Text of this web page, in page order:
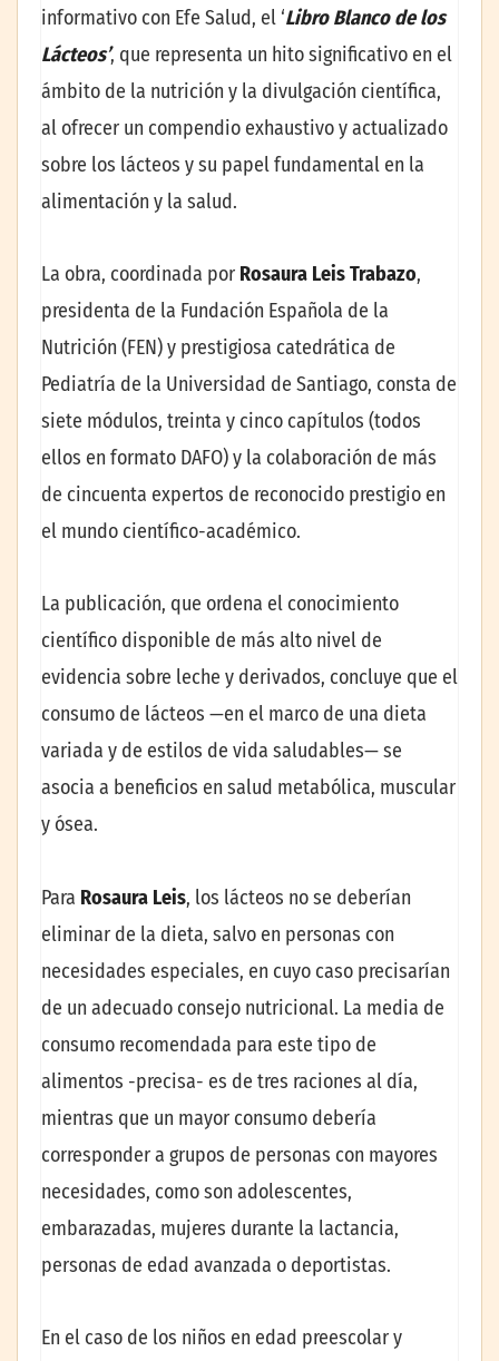
informativo con Efe Salud, el ‘Libro Blanco de los
Lácteos’, que representa un hito significativo en el
ámbito de la nutrición y la divulgación científica,
al ofrecer un compendio exhaustivo y actualizado
sobre los lácteos y su papel fundamental en la
alimentación y la salud.
La obra, coordinada por Rosaura Leis Trabazo,
presidenta de la Fundación Española de la
Nutrición (FEN) y prestigiosa catedrática de
Pediatría de la Universidad de Santiago, consta de
siete módulos, treinta y cinco capítulos (todos
ellos en formato DAFO) y la colaboración de más
de cincuenta expertos de reconocido prestigio en
el mundo científico-académico.
La publicación, que ordena el conocimiento
científico disponible de más alto nivel de
evidencia sobre leche y derivados, concluye que el
consumo de lácteos —en el marco de una dieta
variada y de estilos de vida saludables— se
asocia a beneficios en salud metabólica, muscular
y ósea.
Para Rosaura Leis, los lácteos no se deberían
eliminar de la dieta, salvo en personas con
necesidades especiales, en cuyo caso precisarían
de un adecuado consejo nutricional. La media de
consumo recomendada para este tipo de
alimentos -precisa- es de tres raciones al día,
mientras que un mayor consumo debería
corresponder a grupos de personas con mayores
necesidades, como son adolescentes,
embarazadas, mujeres durante la lactancia,
personas de edad avanzada o deportistas.
En el caso de los niños en edad preescolar y